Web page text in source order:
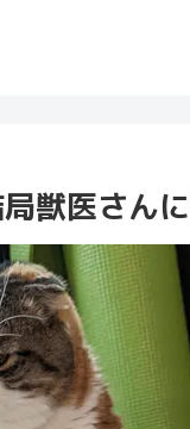
獣医さん